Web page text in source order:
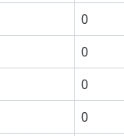
0
0
0
0